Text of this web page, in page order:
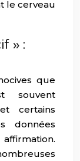
le cerveau
» :
que
souvent
certains
données